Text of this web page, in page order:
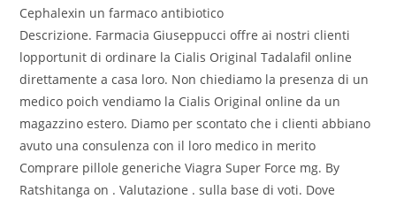
Cephalexin un farmaco antibiotico
Descrizione. Farmacia Giuseppucci offre ai nostri clienti
lopportunit di ordinare la Cialis Original Tadalafil online
direttamente a casa loro. Non chiediamo la presenza di un
medico poich vendiamo la Cialis Original online da un
magazzino estero. Diamo per scontato che i clienti abbiano
avuto una consulenza con il loro medico in merito
Comprare pillole generiche Viagra Super Force mg. By
Ratshitanga on . Valutazione . sulla base di voti. Dove